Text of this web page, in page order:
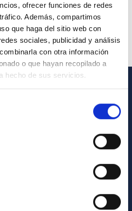
ofrecer funciones de redes
Además, compartimos
que haga del sitio web con
sociales, publicidad y análisis
con otra información
o que hayan recopilado a
hecho de sus servicios.